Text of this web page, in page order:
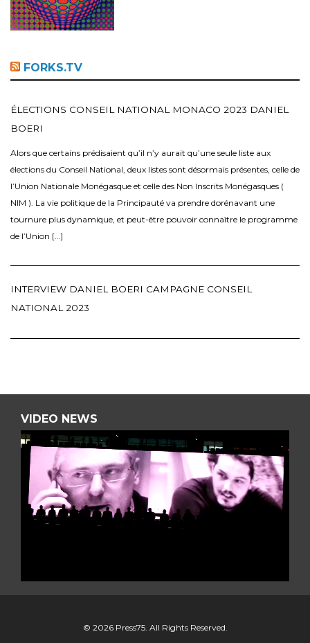
FORKS.TV
ÉLECTIONS CONSEIL NATIONAL MONACO 2023 DANIEL
BOERI
Alors que certains prédisaient qu’il n’y aurait qu’une seule liste aux
élections du Conseil National, deux listes sont désormais présentes, celle de
l’Union Nationale Monégasque et celle des Non Inscrits Monégasques (
NIM ). La vie politique de la Principauté va prendre dorénavant une
tournure plus dynamique, et peut-être pouvoir connaître le programme
de l’Union […]
INTERVIEW DANIEL BOERI CAMPAGNE CONSEIL
NATIONAL 2023
VIDEO NEWS
L
C
R
© 2026 Press75. All Rights Reserved.